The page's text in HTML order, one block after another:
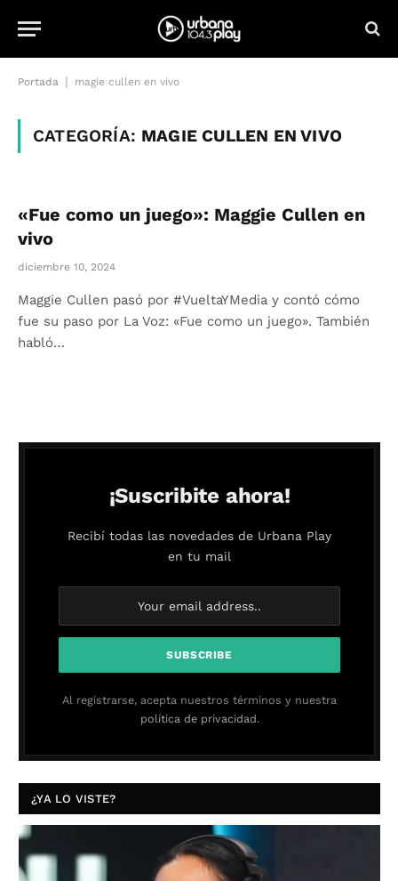
Portada magie cullen en vivo
CATEGORÍA: MAGIE CULLEN EN VIVO
«Fue como un juego»: Maggie Cullen en
vivo
diciembre 10, 2024
Maggie Cullen pasó por #VueltaYMedia y contó cómo
fue su paso por La Voz: «Fue como un juego». También
habló…
¡Suscribite ahora!
Recibí todas las novedades de Urbana Play
en tu mail
Al registrarse, acepta nuestros términos y nuestra
política de privacidad.
¿YA LO VISTE?